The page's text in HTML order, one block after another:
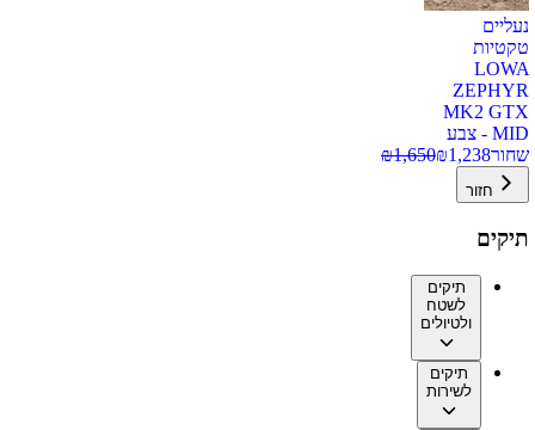
נעליים
טקטיות
LOWA
ZEPHYR
MK2 GTX
MID - צבע
שחור
₪1,238
₪1,650
חזור
תיקים
תיקים
לשטח
ולטיולים
תיקים
לשירות